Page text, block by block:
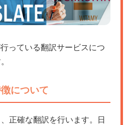
っている翻訳サービスにつ
について
正確な翻訳を行います。日